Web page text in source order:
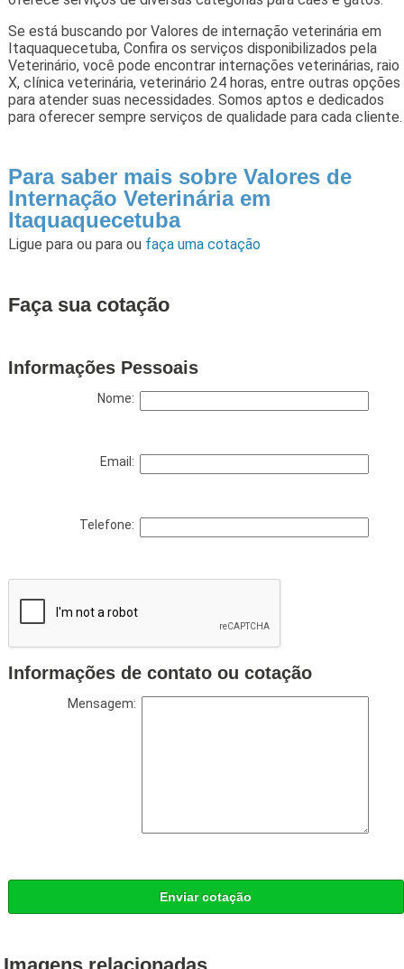
Se está buscando por Valores de internação veterinária em
Itaquaquecetuba, Confira os serviços disponibilizados pela
Veterinário, você pode encontrar internações veterinárias, raio
X, clínica veterinária, veterinário 24 horas, entre outras opções
para atender suas necessidades. Somos aptos e dedicados
para oferecer sempre serviços de qualidade para cada cliente.
Para saber mais sobre Valores de
Internação Veterinária em
Itaquaquecetuba
Ligue para ou para ou faça uma cotação
Faça sua cotação
Informações Pessoais
Nome:
Email:
Telefone:
Informações de contato ou cotação
Mensagem:
Enviar cotação